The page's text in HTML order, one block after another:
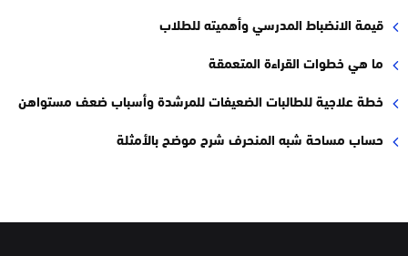
قيمة الانضباط المدرسي وأهميته للطلاب
ما هي خطوات القراءة المتعمقة
خطة علاجية للطالبات الضعيفات للمرشدة وأسباب ضعف مستواهن
حساب مساحة شبه المنحرف شرح موضح بالأمثلة